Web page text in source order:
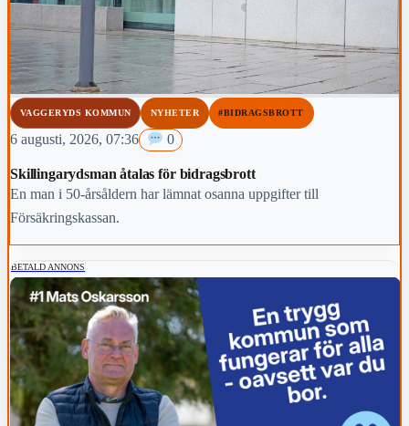
VAGGERYDS KOMMUN NYHETER #BIDRAGSBROTT
6 augusti, 2026, 07:36 0
Skillingarydsman åtalas för bidragsbrott
En man i 50-årsåldern har lämnat osanna uppgifter till
Försäkringskassan.
BETALD ANNONS